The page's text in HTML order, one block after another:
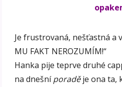
Je frustrovaná, nešťastná a
MU FAKT NEROZUMÍM!“
Hanka pije teprve druhé
na dnešníporaděje ona ta,